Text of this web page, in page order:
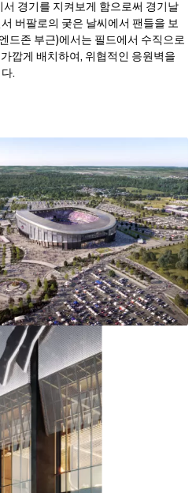
경기를 지켜보게 함으로써 경기날
버팔로의 궂은 날씨에서 팬들을 보
드존 부근)에서는 필드에서 수직으로
깝게 배치하여, 위협적인 응원벽을
.